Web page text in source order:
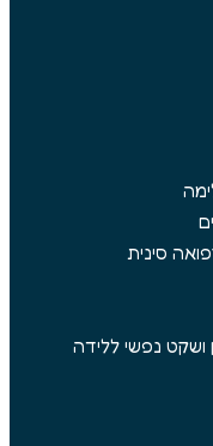
סינית
ושקט נפשי ללידה